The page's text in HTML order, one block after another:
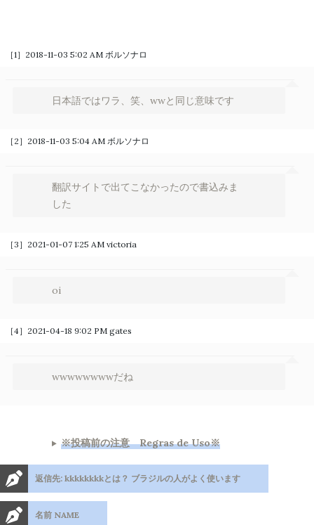
［1］2018-11-03 5:02 AM ボルソナロ
日本語ではワラ、笑、wwと同じ意味です
［2］2018-11-03 5:04 AM ボルソナロ
翻訳サイトで出てこなかったので書込みま
した
［3］2021-01-07 1:25 AM victoria
oi
［4］2021-04-18 9:02 PM gates
wwwwwwwwだね
※投稿前の注意 Regras de Uso※
返信先: kkkkkkkkとは？ ブラジルの人がよく使います
名前 NAME